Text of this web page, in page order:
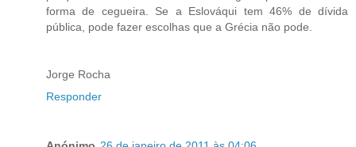
forma de cegueira. Se a Eslováqui tem 46% de dívida
pública, pode fazer escolhas que a Grécia não pode.
Jorge Rocha
Responder